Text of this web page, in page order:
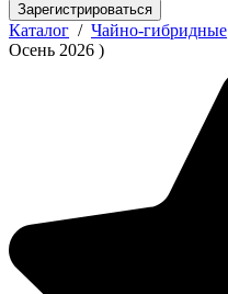
Зарегистрироваться
Каталог / Чайно-гибридные
Осень 2026 )